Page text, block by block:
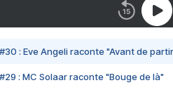
#30 : Eve Angeli raconte "Avant de
#29 : MC Solaar raconte "Bouge de là"